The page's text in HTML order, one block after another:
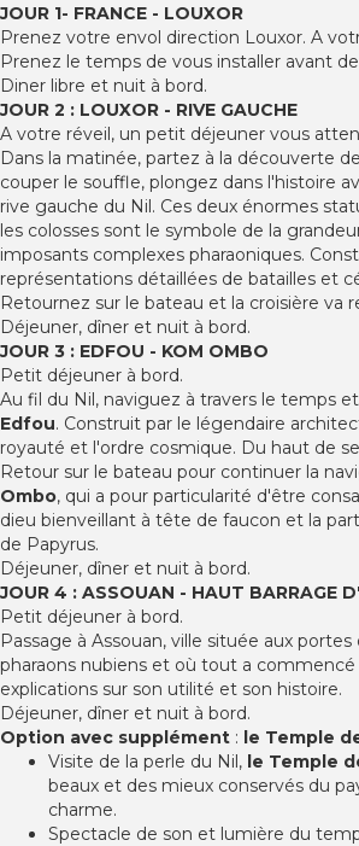
JOUR 1- FRANCE - LOUXOR
Prenez votre envol direction Louxor. A
Prenez le temps de vous installer avant
Diner libre et nuit à bord.
JOUR 2 : LOUXOR - RIVE GAUCHE
A votre réveil, un petit déjeuner vous
Dans la matinée, partez à la découverte
couper le souffle, plongez dans l'histoire
rive gauche du Nil. Ces deux énormes
les colosses sont le symbole de la
imposants complexes pharaoniques.
représentations détaillées de batailles et
Retournez sur le bateau et la croisière va
Déjeuner, dîner et nuit à bord.
JOUR 3 : EDFOU - KOM OMBO
Petit déjeuner à bord.
Au fil du Nil, naviguez à travers le temps
Edfou. Construit par le légendaire
royauté et l'ordre cosmique. Du haut de
Retour sur le bateau pour continuer la
Ombo, qui a pour particularité d'être
dieu bienveillant à tête de faucon et la
de Papyrus.
Déjeuner, dîner et nuit à bord.
JOUR 4 : ASSOUAN - HAUT BARRAGE
Petit déjeuner à bord.
Passage à Assouan, ville située aux
pharaons nubiens et où tout a
explications sur son utilité et son histoire.
Déjeuner, dîner et nuit à bord.
Option avec supplément : le Temple
Visite de la perle du Nil, le Temple
beaux et des mieux conservés du
charme.
Spectacle de son et lumière du